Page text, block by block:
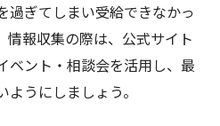
過ぎてしまい受給できなかっ
情報収集の際は、公式サイト
ベント・相談会を活用し、最
うにしましょう。